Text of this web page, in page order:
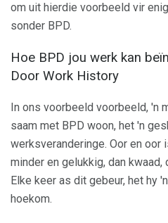
om uit hierdie voorbeeld vir
sonder BPD.
Hoe BPD jou werk kan
Door Work History
In ons voorbeeld voorbeeld, 'n
saam met BPD woon, het 'n
werksveranderinge. Oor en oor
minder en gelukkig, dan kwaad,
Elke keer as dit gebeur, het hy
hoekom.